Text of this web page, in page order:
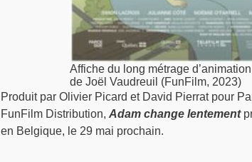
Affiche du long métrage
de Joël Vaudreuil (FunFilm, 2023)
Produit par Olivier Picard et David Pierrat pour
FunFilm Distribution, Adam change lentement
en Belgique, le 29 mai prochain.